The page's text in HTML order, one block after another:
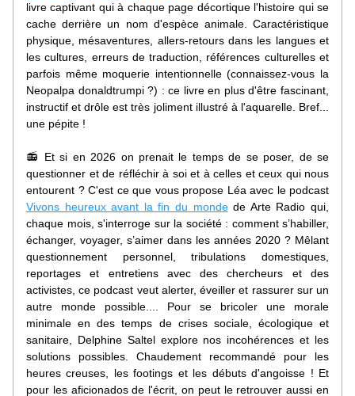
livre captivant qui à chaque page décortique l'histoire qui se
cache derrière un nom d'espèce animale. Caractéristique
physique, mésaventures, allers-retours dans les langues et
les cultures, erreurs de traduction, références culturelles et
Neopalpa donaldtrumpi ?) : ce livre en plus d'être fascinant,
instructif et drôle est très joliment illustré à l'aquarelle. Bref...
une pépite !
📻 Et si en 2026 on prenait le temps de se poser, de se
questionner et de réfléchir à soi et à celles et ceux qui nous
Vivons heureux avant la fin du monde de Arte Radio qui,
chaque mois, s'interroge sur la société : comment s’habiller,
échanger, voyager, s’aimer dans les années 2020 ? Mêlant
questionnement personnel, tribulations domestiques,
reportages et entretiens avec des chercheurs et des
activistes, ce podcast veut alerter, éveiller et rassurer sur un
autre monde possible.... Pour se bricoler une morale
minimale en des temps de crises sociale, écologique et
sanitaire, Delphine Saltel explore nos incohérences et les
solutions possibles. Chaudement recommandé pour les
heures creuses, les footings et les débuts d'angoisse ! Et